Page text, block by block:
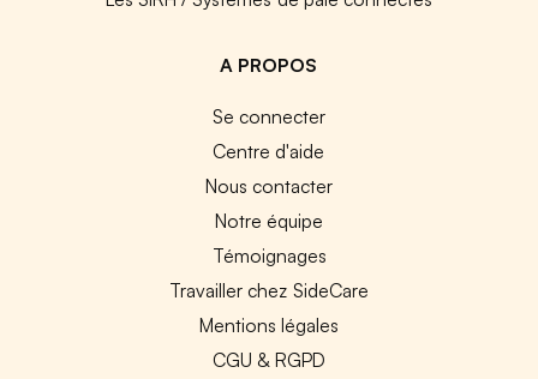
A PROPOS
Se connecter
Centre d'aide
Nous contacter
Notre équipe
Témoignages
Travailler chez SideCare
Mentions légales
CGU & RGPD